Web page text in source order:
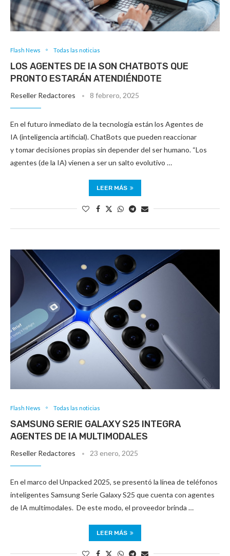
Flash News Todas las noticias
LOS AGENTES DE IA SON CHATBOTS QUE
PRONTO ESTARÁN ATENDIÉNDOTE
Reseller Redactores 8 febrero, 2025
En el futuro inmediato de la tecnología están los Agentes de
IA (inteligencia artificial). ChatBots que pueden reaccionar
y tomar decisiones propias sin depender del ser humano. “Los
agentes (de la IA) vienen a ser un salto evolutivo …
LEER MÁS
Flash News Todas las noticias
SAMSUNG SERIE GALAXY S25 INTEGRA
AGENTES DE IA MULTIMODALES
Reseller Redactores 23 enero, 2025
En el marco del Unpacked 2025, se presentó la línea de teléfonos
inteligentes Samsung Serie Galaxy S25 que cuenta con agentes
de IA multimodales. De este modo, el proveedor brinda …
LEER MÁS